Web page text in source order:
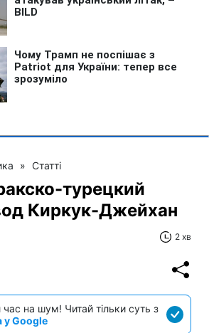
» Статті
турецкий
Киркук-Джейхан
2 хв
на шум! Читай тільки суть з
у Google